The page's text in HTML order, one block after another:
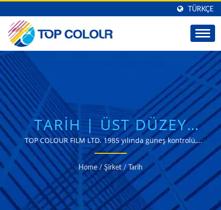
TÜRKÇE
TARIH | ÜST DÜZEY
PENCERE FILMLERINI
KEŞFEDIN - TOP
COLOUR
TOP COLOUR FILM LTD. 1985 yılında güneş kontrolü,
dekoratif kullanımlar ve güvenlik için yapışkanlı pencere
filmleri üretmeye başladı. | özel pencere filmleri
üreticisi Tayvan
Home / Şirket / Tarih